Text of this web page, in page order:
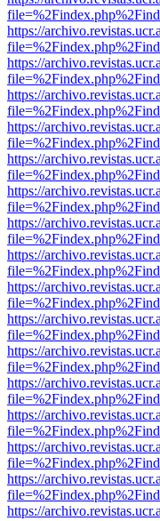
https://
https://
https://
https://
https://
https://
https://
https://
https://
https://
https://
https://
https://
https://
https://
https://